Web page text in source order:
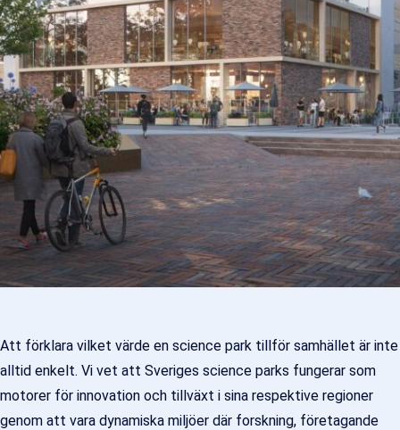
Att förklara vilket värde en science park tillför samhället är inte
alltid enkelt. Vi vet att Sveriges science parks fungerar som
motorer för innovation och tillväxt i sina respektive regioner
genom att vara dynamiska miljöer där forskning, företagande